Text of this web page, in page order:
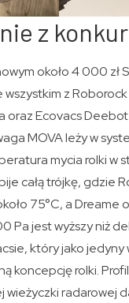
z
około 4 000 zł
z
oraz Ecovacs Deebot
MOVA leży w
mycia rolki w
całą trójkę, gdzie
75°C, a Dreame
Pa jest wyższy niż
który jako jedyny
koncepcję rolki.
wieżyczki radarowej